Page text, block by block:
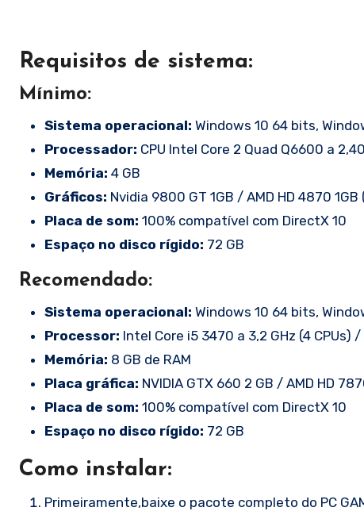
Requisitos de sistema:
Mínimo:
Sistema operacional: Windows 10 64 bits,
Processador: CPU Intel Core 2 Quad Q6600 a
Memória: 4 GB
Gráficos: Nvidia 9800 GT 1GB / AMD HD 4870 1GB
Placa de som: 100% compatível com DirectX 10
Espaço no disco rígido: 72 GB
Recomendado:
Sistema operacional: Windows 10 64 bits,
Processor: Intel Core i5 3470 a 3,2 GHz (4 CPUs)
Memória: 8 GB de RAM
Placa gráfica: NVIDIA GTX 660 2 GB / AMD HD
Placa de som: 100% compatível com DirectX 10
Espaço no disco rígido: 72 GB
Como instalar:
Primeiramente,baixe o pacote completo do PC